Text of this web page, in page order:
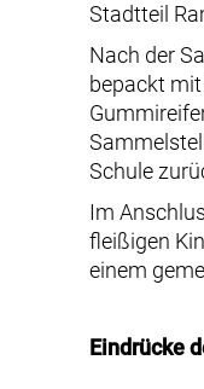
Stadtteil
Nach der
bepackt
Schule
Im
fleißigen
einem
Eindrücke